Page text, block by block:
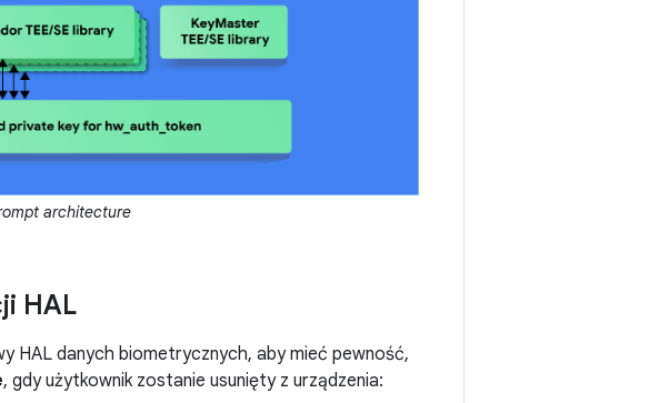
architecture
HAL
HAL danych biometrycznych, aby mieć pewność,
, gdy użytkownik zostanie usunięty z urządzenia: